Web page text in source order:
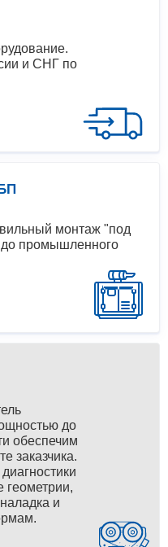
и СНГ по
монтаж "под
до промышленного
до
обеспечим
заказчика.
геометрии,
и